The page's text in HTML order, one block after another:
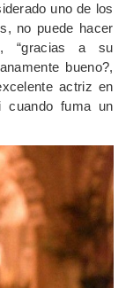
uno de los
no puede hacer
“gracias a su
bueno?,
actriz en
fuma un